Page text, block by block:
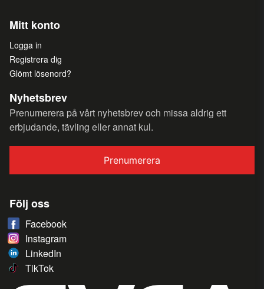
Mitt konto
Logga in
Registrera dig
Glömt lösenord?
Nyhetsbrev
Prenumerera på vårt nyhetsbrev och missa aldrig ett
erbjudande, tävling eller annat kul.
Prenumerera
Följ oss
Facebook
Instagram
LinkedIn
TikTok